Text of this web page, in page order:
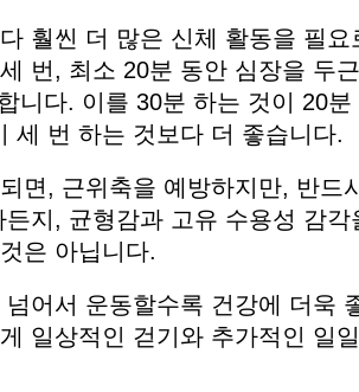
훨씬 더 많은 신체 활동을 필요
세 번 , 최소 20분 동안 심장을 두
니다. 이를 30분 하는 것이 20분
세 번 하는 것보다 더 좋습니다.
되면, 근위축을 예방하지만, 반드시
지 , 균형감과 고유 수용성 감각
것은 아닙니다.
넘어서 운동할수록 건강에 더욱
일상적인 걷기와 추가적인 일일
의 자연 건강 뉴스레터를
료로 구독하세요
정보 감시 없는 제대로 된 자연 건강 정보를
수 있습니다. Dr. Mercola와 함께 개인정보
현의 자유를 지켜보세요.
지금 구독하기